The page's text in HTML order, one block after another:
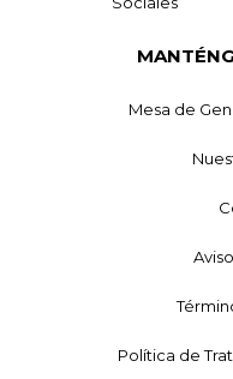
Mesa de
Política de